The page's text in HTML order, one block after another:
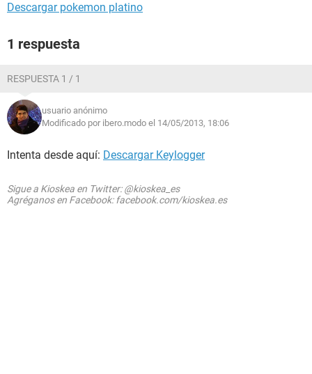
Descargar pokemon platino
1 respuesta
RESPUESTA 1 / 1
usuario anónimo
Modificado por ibero.modo el 14/05/2013, 18:06
Intenta desde aquí: Descargar Keylogger
Sigue a Kioskea en Twitter: @kioskea_es
Agréganos en Facebook: facebook.com/kioskea.es